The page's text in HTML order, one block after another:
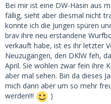
Bei mir ist eine DW-Häsin aus
fällig, sieht aber diesmal nicht
konnte ich die Jungen spüren
brav ihre neu erstandene
verkauft habe, ist es ihr letzter
Neuzugängen, den DKlW feh,
April. Sie wohlen zwar fein ihre
aber mal sehen. Bin da dieses
mich dann aber um so mehr
werden!!!
)